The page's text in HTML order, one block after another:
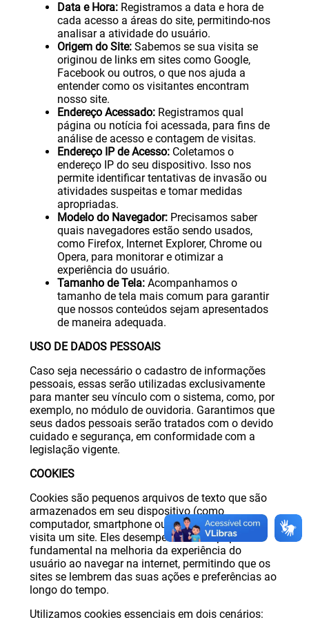
Data e Hora:Registramos a data e hora de
cada acesso a áreas do site, permitindo-nos
analisar a atividade do usuário.
Origem do Site:Sabemos se sua visita se
originou de links em sites como Google,
Facebook ou outros, o que nos ajuda a
entender como os visitantes encontram
nosso site.
Endereço Acessado:Registramos qual
página ou notícia foi acessada, para fins de
análise de acesso e contagem de visitas.
Endereço IP de Acesso:Coletamos o
endereço IP do seu dispositivo. Isso nos
permite identificar tentativas de invasão ou
atividades suspeitas e tomar medidas
apropriadas.
Modelo do Navegador:Precisamos saber
quais navegadores estão sendo usados,
como Firefox, Internet Explorer, Chrome ou
Opera, para monitorar e otimizar a
experiência do usuário.
Tamanho de Tela:Acompanhamos o
tamanho de tela mais comum para garantir
que nossos conteúdos sejam apresentados
de maneira adequada.
USO DE DADOS PESSOAIS
Caso seja necessário o cadastro de informações
pessoais, essas serão utilizadas exclusivamente
para manter seu vínculo com o sistema, como, por
exemplo, no módulo de ouvidoria. Garantimos que
seus dados pessoais serão tratados com o devido
cuidado e segurança, em conformidade com a
legislação vigente.
COOKIES
Cookies são pequenos arquivos de texto que são
armazenados em seu dispositivo (como
computador, smartphone ou tablet) quando você
visita um site. Eles desempenham um papel
fundamental na melhoria da experiência do
usuário ao navegar na internet, permitindo que os
sites se lembrem das suas ações e preferências ao
longo do tempo.
Utilizamos cookies essenciais em dois cenários: